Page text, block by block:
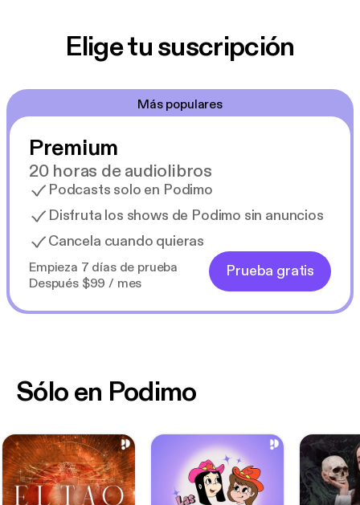
Elige tu suscripción
Más populares
Premium
20 horas de audiolibros
Podcasts solo en Podimo
Disfruta los shows de Podimo sin anuncios
Cancela cuando quieras
Empieza 7 días de prueba
Después $99 / mes
Prueba gratis
Sólo en Podimo